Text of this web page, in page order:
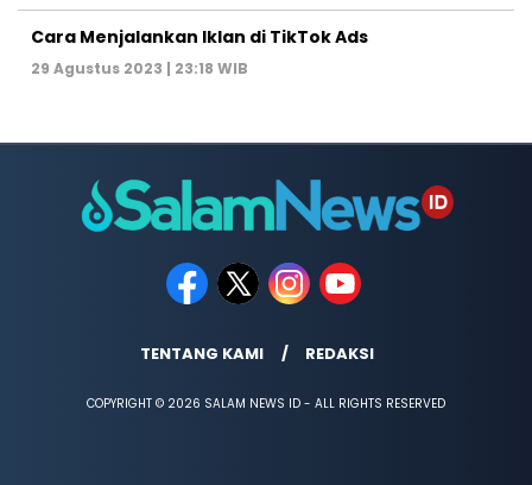
Cara Menjalankan Iklan di TikTok Ads
29 Agustus 2023 | 23:18 WIB
TENTANG KAMI REDAKSI
COPYRIGHT © 2026 SALAM NEWS ID - ALL RIGHTS RESERVED